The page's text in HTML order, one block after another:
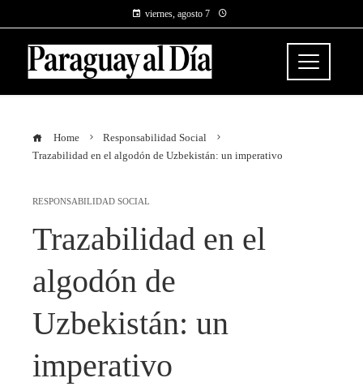
viernes, agosto 7
Home
Responsabilidad Social
Trazabilidad en el algodón de Uzbekistán: un imperativo
RESPONSABILIDAD SOCIAL
Trazabilidad en el
algodón de
Uzbekistán: un
imperativo